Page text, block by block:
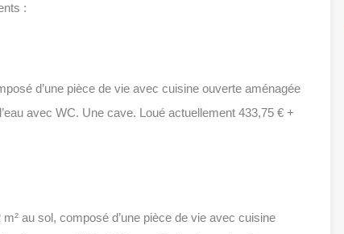
:
d’une pièce de vie avec cuisine ouverte aménagée
avec WC. Une cave. Loué actuellement 433,75 € +
au sol, composé d’une pièce de vie avec cuisine